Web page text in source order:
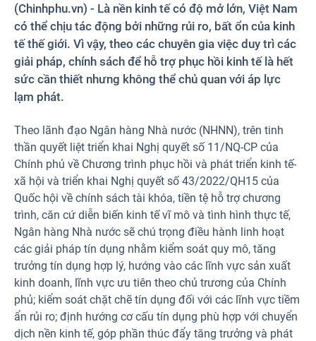
(Chinhphu.vn) - Là nền kinh tế có độ mở lớn, Việt Nam
có thể chịu tác động bởi những rủi ro, bất ổn của kinh
tế thế giới. Vì vậy, theo các chuyên gia việc duy trì các
giải pháp, chính sách để hỗ trợ phục hồi kinh tế là hết
sức cần thiết nhưng không thể chủ quan với áp lực
lạm phát.
Theo lãnh đạo Ngân hàng Nhà nước (NHNN), trên tinh
thần quyết liệt triển khai Nghị quyết số 11/NQ-CP của
Chính phủ về Chương trình phục hồi và phát triển kinh tế-
xã hội và triển khai Nghị quyết số 43/2022/QH15 của
Quốc hội về chính sách tài khóa, tiền tệ hỗ trợ chương
trình, căn cứ diễn biến kinh tế vĩ mô và tình hình thực tế,
Ngân hàng Nhà nước sẽ chú trọng điều hành linh hoạt
các giải pháp tín dụng nhằm kiểm soát quy mô, tăng
trưởng tín dụng hợp lý, hướng vào các lĩnh vực sản xuất
kinh doanh, lĩnh vực ưu tiên theo chủ trương của Chính
phủ; kiểm soát chặt chẽ tín dụng đối với các lĩnh vực tiềm
ẩn rủi ro; định hướng cơ cấu tín dụng phù hợp với chuyển
dịch nền kinh tế, góp phần thúc đẩy tăng trưởng và phát